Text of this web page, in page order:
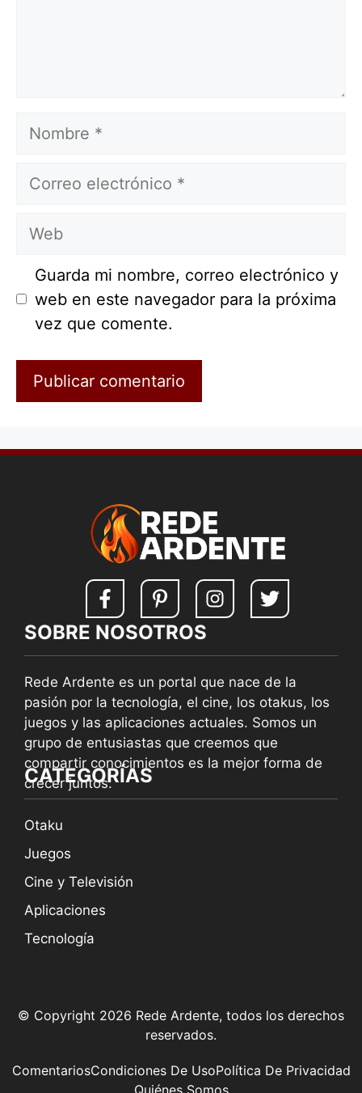
Nombre
Correo
Web
Guarda mi nombre, correo electrónico y
web en este navegador para la próxima
vez que comente.
SOBRE NOSOTROS
Rede Ardente es un portal que nace de la
pasión por la tecnología, el cine, los otakus, los
juegos y las aplicaciones actuales. Somos un
grupo de entusiastas que creemos que
compartir conocimientos es la mejor forma de
crecer juntos.
CATEGORÍAS
Otaku
Juegos
Cine y Televisión
Aplicaciones
Tecnología
© Copyright 2026 Rede Ardente, todos los derechos
reservados.
Política De Privacidad
Condiciones De Uso
Comentarios
Quiénes Somos